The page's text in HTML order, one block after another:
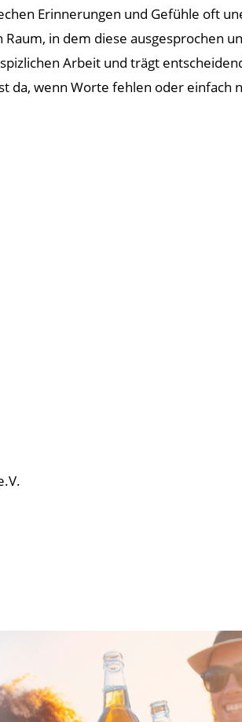
Erinnerungen und Gefühle oft
Raum, in dem diese ausgesprochen
Arbeit und trägt
da, wenn Worte fehlen oder einfach